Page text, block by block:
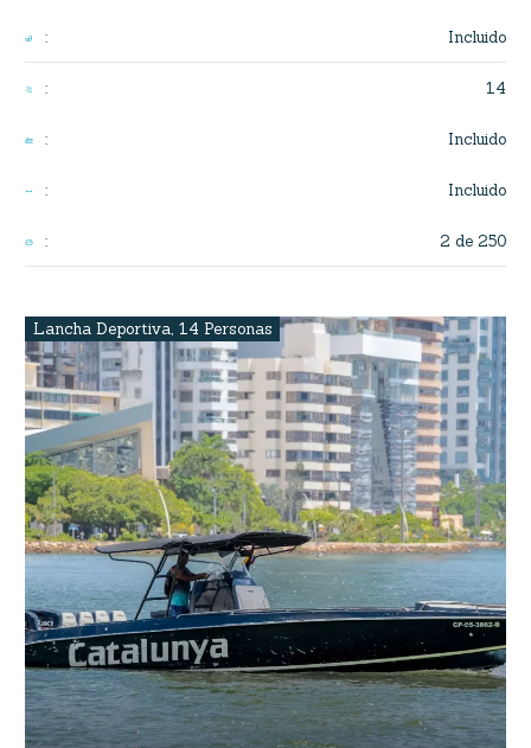
: Incluido
: 14
: Incluido
: Incluido
: 2 de 250
Lancha Deportiva, 14 Personas